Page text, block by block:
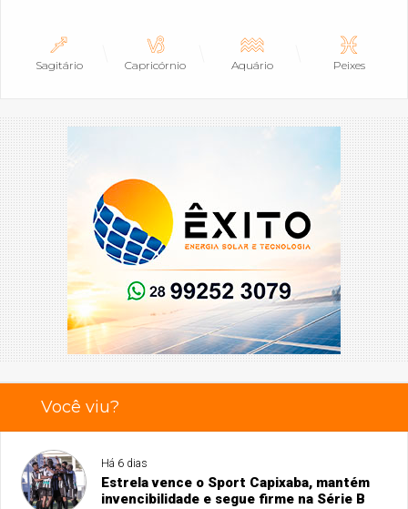
Sagitário Capricórnio Aquário Peixes
Você viu?
Há 6 dias
Estrela vence o Sport Capixaba, mantém
invencibilidade e segue firme na Série B